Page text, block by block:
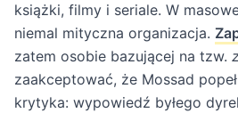
książki, filmy i seriale. W
niemal mityczna organizacja.
zatem osobie bazującej na tzw.
zaakceptować, że Mossad
krytyka: wypowiedź byłego